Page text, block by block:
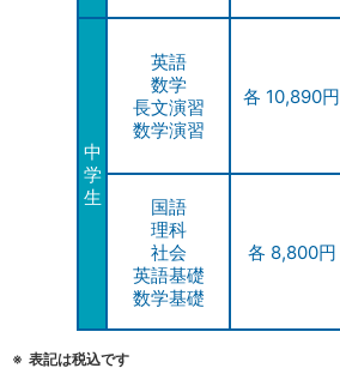
中
学
生
英語
数学
長文演習
数学演習
国語
理科
社会
英語基礎
数学基礎
各 10,890円
各 8,800円
表記は税込です